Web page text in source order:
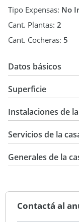
Tipo Expensas: No
Cant. Plantas: 2
Cant. Cocheras: 5
Datos básicos
USD 430.000
Superficie
710 m2
Instalaciones de
Servicios de la
Generales de la
Contactá al